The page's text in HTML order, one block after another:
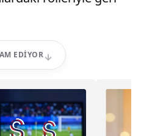
EDIYOR